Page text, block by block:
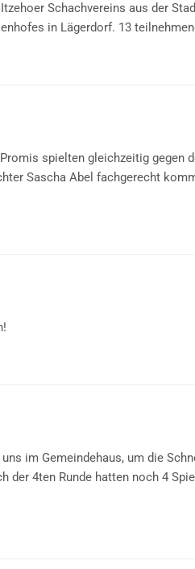
Schachvereins aus der
in Lägerdorf. 13
spielten gleichzeitig gegen
Sascha Abel fachgerecht
im Gemeindehaus, um die
4ten Runde hatten noch 4